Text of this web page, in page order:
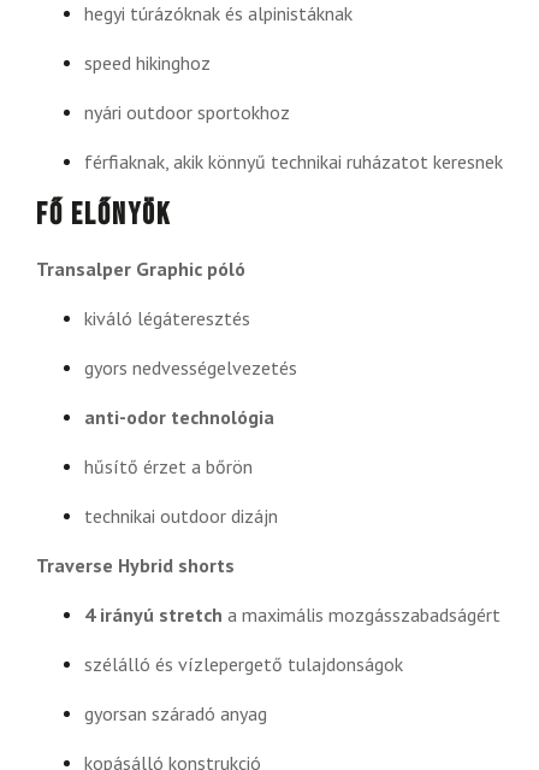
hegyi túrázóknak és alpinistáknak
speed hikinghoz
nyári outdoor sportokhoz
férfiaknak, akik könnyű technikai ruházatot keresnek
Fő előnyök
Transalper Graphic póló
kiváló légáteresztés
gyors nedvességelvezetés
anti-odor technológia
hűsítő érzet a bőrön
technikai outdoor dizájn
Traverse Hybrid shorts
4 irányú stretch a maximális mozgásszabadságért
szélálló és vízlepergető tulajdonságok
gyorsan száradó anyag
kopásálló konstrukció